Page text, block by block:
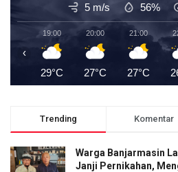
5 m/s 56%
19:00
29°C
20:00
27°C
21:00
27°C
‹
Trending Komentar
Warga Banjarmasin
Janji Pernikahan,